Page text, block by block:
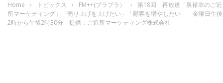
Home › トピックス › FM++(プラプラ） ›
第18回 再放送「泉裕幸のご近
所マーケティング」「売り上げを上げたい」「顧客を増やしたい」 金曜日午後
2時から午後2時30分 提供：ご近所マーケティング株式会社